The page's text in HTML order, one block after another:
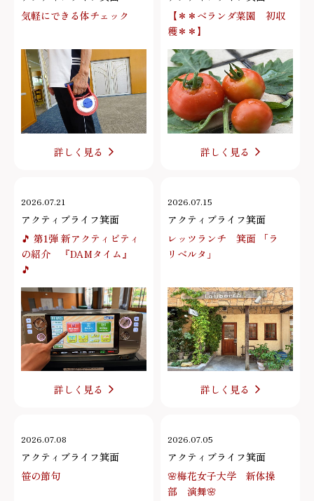
気軽にできる体チェック
詳しく見る
【＊＊ベランダ菜園 初収
穫＊＊】
詳しく見る
2026.07.21
アクティブライフ箕面
🎵 第1弾 新アクティビティ
の紹介 『DAMタイム』
🎵
詳しく見る
2026.07.15
アクティブライフ箕面
レッツランチ 箕面 「ラ
リベルタ」
詳しく見る
2026.07.08
アクティブライフ箕面
笹の節句
2026.07.05
アクティブライフ箕面
🌸梅花女子大学 新体操
部 演舞🌸